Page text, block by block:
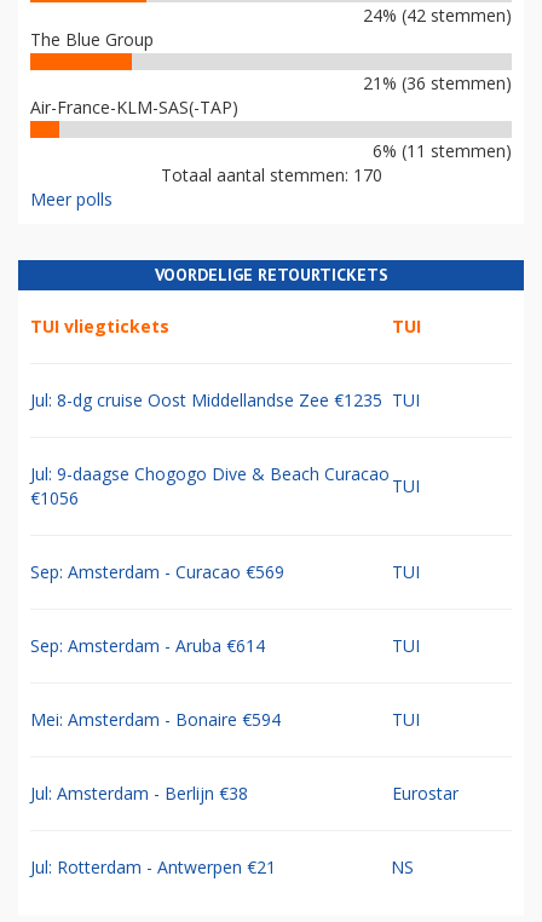
24% (42 stemmen)
The Blue Group
21% (36 stemmen)
Air-France-KLM-SAS(-TAP)
6% (11 stemmen)
Totaal aantal stemmen: 170
Meer polls
VOORDELIGE RETOURTICKETS
TUI vliegtickets TUI
Jul: 8-dg cruise Oost Middellandse Zee €1235 TUI
Jul: 9-daagse Chogogo Dive & Beach Curacao
€1056
TUI
Sep: Amsterdam - Curacao €569 TUI
Sep: Amsterdam - Aruba €614 TUI
Mei: Amsterdam - Bonaire €594 TUI
Jul: Amsterdam - Berlijn €38 Eurostar
Jul: Rotterdam - Antwerpen €21 NS